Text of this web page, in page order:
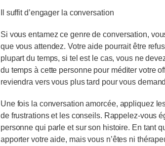
Il suffit d’engager la conversation
Si vous entamez ce genre de conversation,
que vous attendez. Votre aide pourrait être
plupart du temps, si tel est le cas, vous ne
du temps à cette personne pour méditer votre
reviendra vers vous plus tard pour vous
Une fois la conversation amorcée, appliquez
de frustrations et les conseils. Rappelez-vous
personne qui parle et sur son histoire. En tant
apporter votre aide, mais vous n’êtes ni